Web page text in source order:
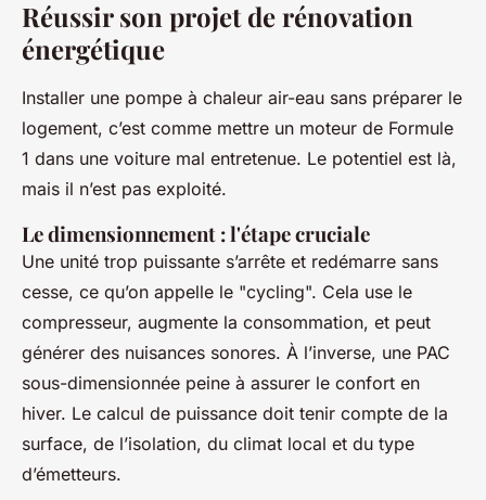
Réussir son projet de rénovation
énergétique
Installer une pompe à chaleur air-eau sans préparer le
logement, c’est comme mettre un moteur de Formule
1 dans une voiture mal entretenue. Le potentiel est là,
mais il n’est pas exploité.
Le dimensionnement : l'étape cruciale
Une unité trop puissante s’arrête et redémarre sans
cesse, ce qu’on appelle le "cycling". Cela use le
compresseur, augmente la consommation, et peut
générer des nuisances sonores. À l’inverse, une PAC
sous-dimensionnée peine à assurer le confort en
hiver. Le calcul de puissance doit tenir compte de la
surface, de l’isolation, du climat local et du type
d’émetteurs.